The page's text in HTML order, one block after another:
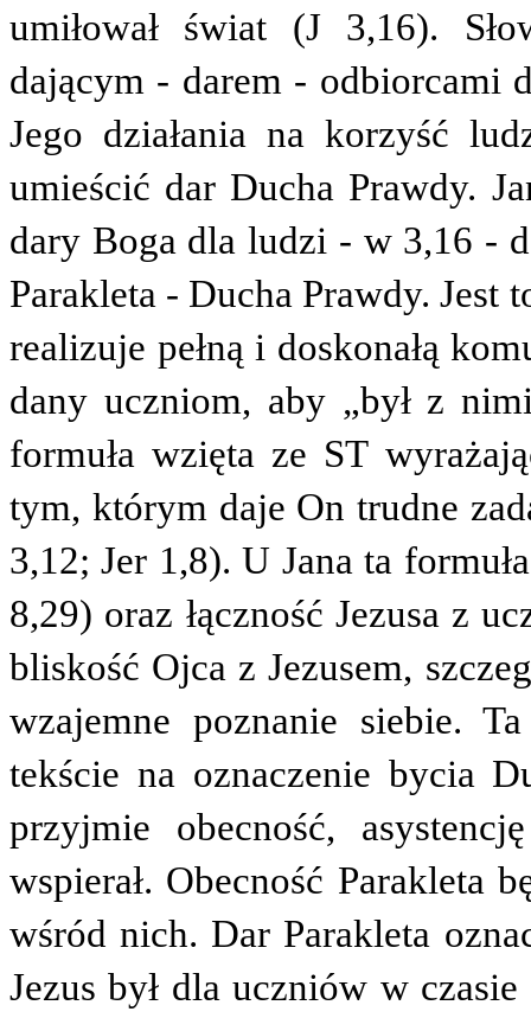
umiłował świat (J 3,16).
dającym - darem - odbiorcami
Jego działania na korzyść
umieścić dar Ducha Prawdy.
dary Boga dla ludzi - w 3,16 -
Parakleta - Ducha Prawdy.
realizuje pełną i doskonałą
dany uczniom, aby „był z
formuła wzięta ze ST
tym, którym daje On trudne
3,12; Jer 1,8). U Jana ta
8,29) oraz łączność Jezusa z
bliskość Ojca z Jezusem,
wzajemne poznanie siebie.
tekście na oznaczenie bycia
przyjmie obecność,
wspierał. Obecność Parakleta
wśród nich. Dar Parakleta
Jezus był dla uczniów w